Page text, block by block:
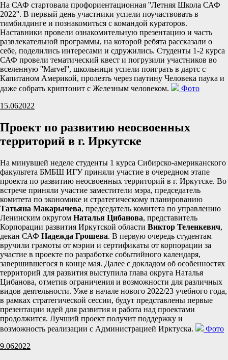
На САФ стартовала профориентационная ''Летняя Школа САФ
2022''. В первый день участники успели поучаствовать в
тимбилдинге и познакомиться с командой кураторов.
Наставники провели ознакомительную презентацию и часть
развлекательной программы, на которой ребята рассказали о
себе, поделились интересами и сдружились. Студенты 1-2 курса
САФ провели тематический квест и погрузили участников во
вселенную ''Marvel'', школьници успели поиграть в дартс с
Капитаном Америкой, пролезть через паутину Человека паука и
даже собрать криптонит с Железным человеком.
Фото
15.062022
Проект по развитию неосвоенных
территорий в г. Иркутске
На минувшей неделе студенты 1 курса Сибирско-американского
факультета БМБШ ИГУ приняли участие в очередном этапе
проекта по развитию неосвоенных территорий в г. Иркутске. Во
встрече приняли участие заместители мэра, председатель
комитета по экономике и стратегическому планированию
Татьяна Макарычева, председатель комитета по управлению
Ленинским округом Наталья Цибанова, представитель
Корпорации развития Иркутской области Виктор Теленкевич,
декан САФ Надежда Грошева. В первую очередь студентам
вручили грамоты от мэрии и сертификаты от корпорации за
участие в проекте по разработке событийного календаря,
завершившегося в конце мая. Далее с докладом об особенностях
территорий для развития выступила глава округа Наталья
Цибанова, отметив ограничения и возможности для различных
видов деятельности. Уже в начале нового 2022/23 учебного года,
в рамках стратегической сессии, будут представлены первые
презентации идей для развития и работа над проектами
продолжится. Лучший проект получит поддержку и
возможность реализации с Администрацией Ирктуска.
Фото
9.062022